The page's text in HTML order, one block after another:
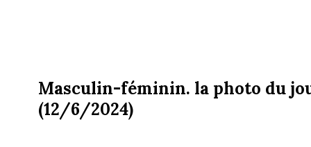
Masculin-féminin. la photo du
(12/6/2024)